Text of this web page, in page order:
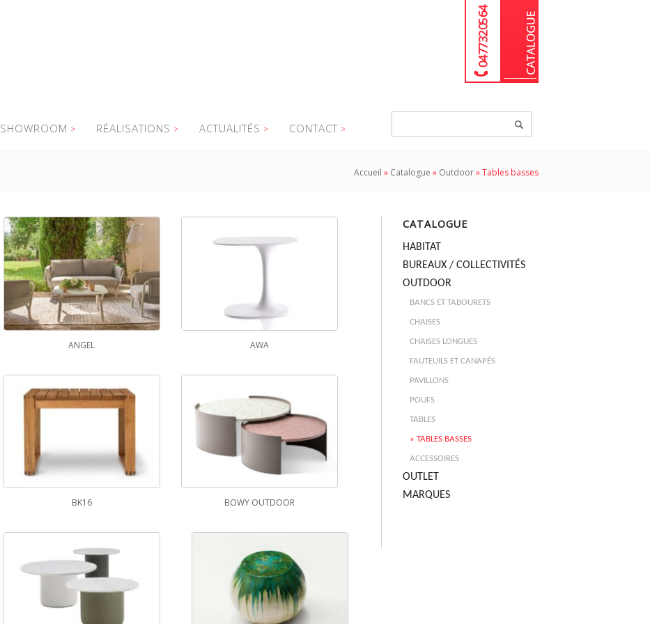
04 77 32 05 64
SHOWROOM RÉALISATIONS ACTUALITÉS CONTACT
Accueil » Catalogue » Outdoor»Tables basses
ANGEL AWA
BK16 BOWY OUTDOOR
CATALOGUE
HABITAT
BUREAUX / COLLECTIVITÉS
OUTDOOR
BANCS ET TABOURETS
CHAISES
CHAISES LONGUES
FAUTEUILS ET CANAPÉS
PAVILLONS
POUFS
TABLES
TABLES BASSES
ACCESSOIRES
OUTLET
MARQUES